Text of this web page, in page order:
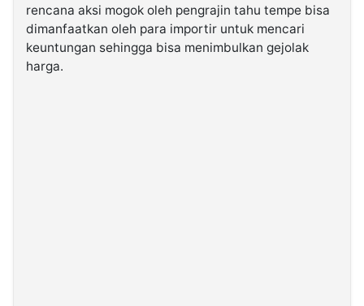
rencana aksi mogok oleh pengrajin tahu tempe bisa
dimanfaatkan oleh para importir untuk mencari
keuntungan sehingga bisa menimbulkan gejolak
harga.